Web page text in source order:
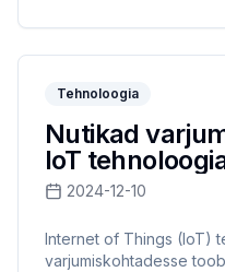
Tehnoloogia
Nutikad
IoT
2024-12-10
Internet of Things (IoT)
varjumiskohtadesse